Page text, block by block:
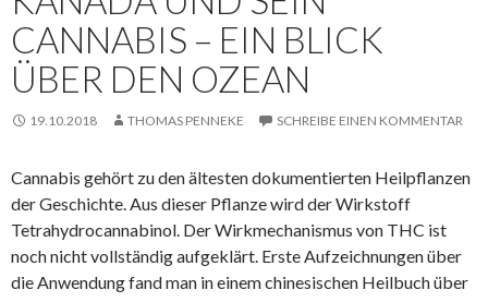
CANNABIS – EIN BLICK
ÜBER DEN OZEAN
19.10.2018 THOMAS PENNEKE SCHREIBE EINEN KOMMENTAR
Cannabis gehört zu den ältesten dokumentierten Heilpflanzen
der Geschichte. Aus dieser Pflanze wird der Wirkstoff
Tetrahydrocannabinol. Der Wirkmechanismus von THC ist
noch nicht vollständig aufgeklärt. Erste Aufzeichnungen über
die Anwendung fand man in einem chinesischen Heilbuch über